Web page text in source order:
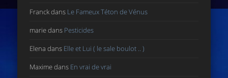
Franckdans Le Fameux Téton de Vénus
mariedans Pesticides
Elena dans Elle et Lui ( le sale boulot .. )
Maximedans En vrai de vrai